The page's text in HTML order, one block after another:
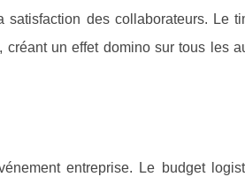
satisfaction des collaborateurs. Le
un effet domino sur tous les
entreprise. Le budget